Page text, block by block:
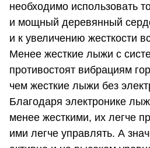
необходимо использовать
и мощный деревянный
и к увеличению жесткости
Менее жесткие лыжи с
противостоят вибрациям
чем жесткие лыжи без
Благодаря электронике
менее жесткими, их легче
ими легче управлять. А